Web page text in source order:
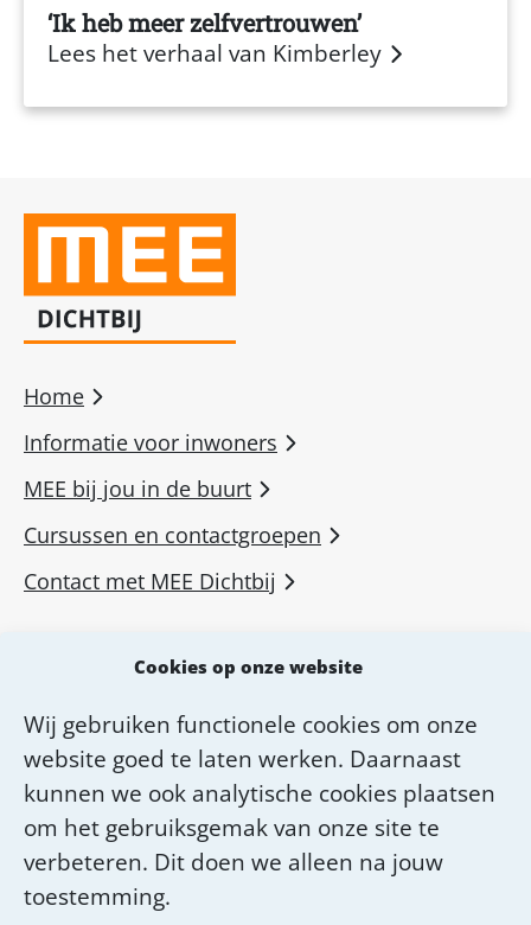
Cookies op onze website
Wij gebruiken functionele cookies om onze
website goed te laten werken. Daarnaast
kunnen we ook analytische cookies plaatsen
om het gebruiksgemak van onze site te
verbeteren. Dit doen we alleen na jouw
toestemming.
Ik heb meer zelfvertrouwen
Lees het verhaal van Kimberley
Home
Informatie voor inwoners
MEE bij jou in de buurt
Cursussen en contactgroepen
Contact met MEE Dichtbij
Diensten van MEE Dichtbij
Over MEE Dichtbij
Werken bij MEE Dichtbij